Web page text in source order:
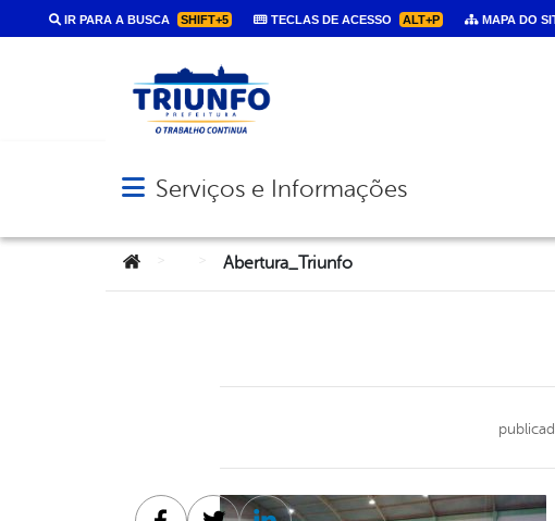
IR PARA A BUSCA SHIFT+5 TECLAS DE ACESSO ALT+P MAPA DO
Abrir menu principal de navegação
Serviços e Informações
Você está aqui:Abertura_Triunfo